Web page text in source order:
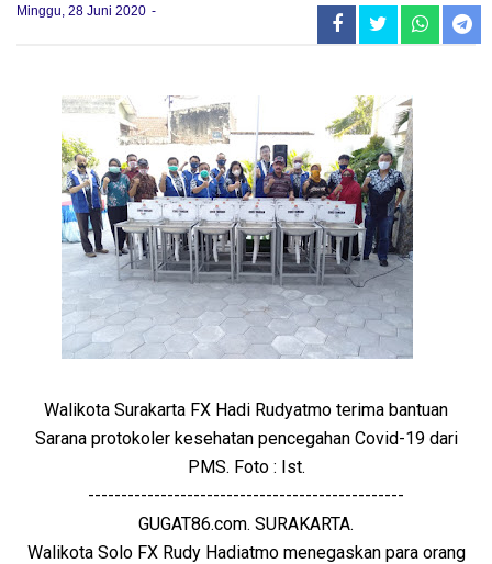
Minggu, 28 Juni 2020
Walikota Surakarta FX Hadi Rudyatmo terima bantuan
Sarana protokoler kesehatan pencegahan Covid-19 dari
PMS. Foto : Ist.
------------------------------------------------
GUGAT86.com. SURAKARTA.
Walikota Solo FX Rudy Hadiatmo menegaskan para orang